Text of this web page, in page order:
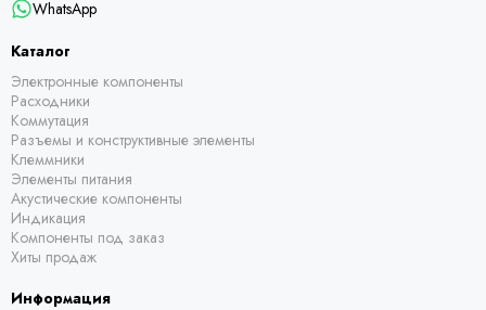
WhatsApp
Каталог
Электронные компоненты
Расходники
Коммутация
Разъемы и конструктивные элементы
Клеммники
Элементы питания
Акустические компоненты
Индикация
Компоненты под заказ
Хиты продаж
Информация